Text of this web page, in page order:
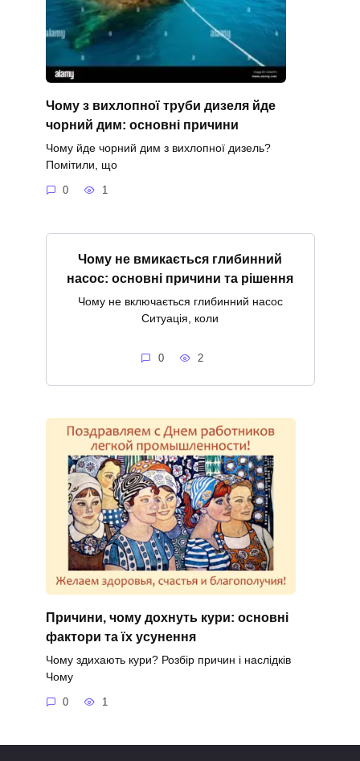
Чому з вихлопної труби дизеля йде
чорний дим: основні причини
Чому йде чорний дим з вихлопної дизель?
Помітили, що
0 1
Чому не вмикається глибинний
насос: основні причини та рішення
Чому не включається глибинний насос
Ситуація, коли
0 2
Причини, чому дохнуть кури: основні
фактори та їх усунення
Чому здихають кури? Розбір причин і наслідків
Чому
0 1